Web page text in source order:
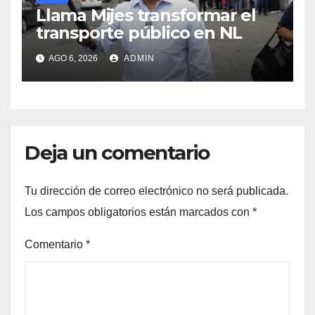
Llama Mijes transformar el
transporte público en NL
AGO 6, 2026 ADMIN
Deja un comentario
Tu dirección de correo electrónico no será publicada.
Los campos obligatorios están marcados con *
Comentario *